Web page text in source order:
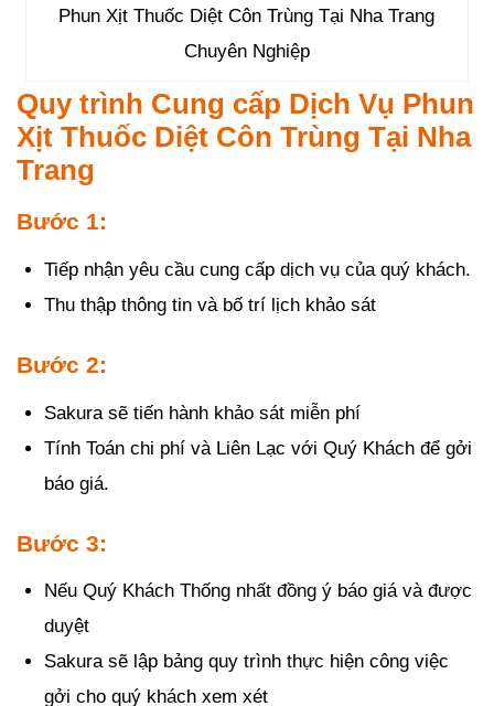
Phun Xịt Thuốc Diệt Côn Trùng Tại Nha Trang
Chuyên Nghiệp
Quy trình Cung cấp Dịch Vụ Phun
Xịt Thuốc Diệt Côn Trùng Tại Nha
Trang
Bước 1:
Tiếp nhận yêu cầu cung cấp dịch vụ của quý khách.
Thu thập thông tin và bố trí lịch khảo sát
Bước 2:
Sakura sẽ tiến hành khảo sát miễn phí
Tính Toán chi phí và Liên Lạc với Quý Khách để gởi
báo giá.
Bước 3:
Nếu Quý Khách Thống nhất đồng ý báo giá và được
duyệt
Sakura sẽ lập bảng quy trình thực hiện công việc
gởi cho quý khách xem xét